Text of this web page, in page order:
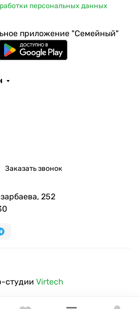
персональных данных
приложение "Семейный"
Заказать звонок
252
студии Virtech